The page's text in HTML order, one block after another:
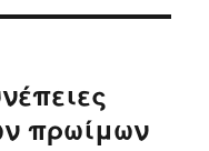
πρωίμων